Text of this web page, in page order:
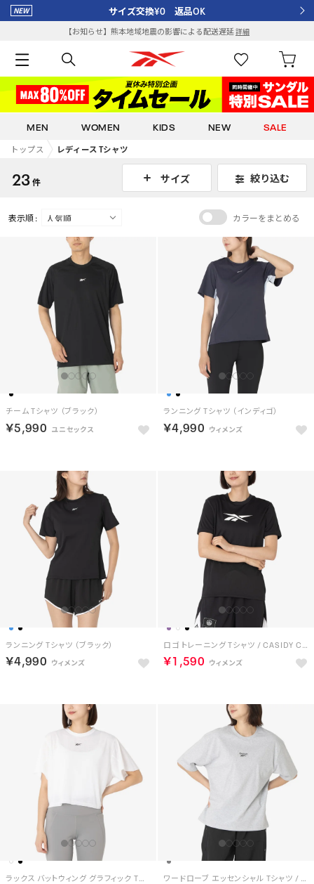
サイズ交換¥0 返品OK
【お知らせ】熊本地域地震の影響による配送遅延詳細
MEN WOMEN KIDS NEW SALE
トップス レディース Tシャツ
23件 サイズ 絞り込む
表示順 : カラーをまとめる
チーム Tシャツ （ブラック）
￥5,990
ランニング Tシャツ （インディゴ）
￥4,990
ランニング Tシャツ （ブラック）
￥4,990
ロゴ トレーニング Tシャツ / CASIDY CORE SS TOP （ブラック）
￥1,590
ラックス バットウィング グラフィック Tシャツ / LUX BATWING GRAPHIC T-SHIRT （ホワイト） ワードローブ エッセンシャル Tシャツ / WARDROBE ESSENTIALS T-SHIRT （グレー）